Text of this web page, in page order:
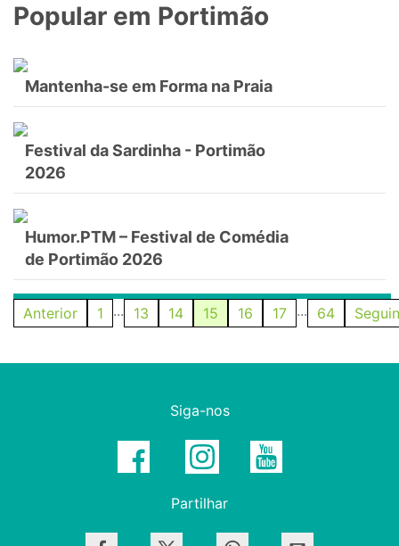
Popular em Portimão
Mantenha-se em Forma na Praia
Festival da Sardinha - Portimão
2026
Humor.PTM – Festival de Comédia
de Portimão 2026
Anterior 1 ... 13 14 15 16 17 ... 64
Siga-nos
Partilhar